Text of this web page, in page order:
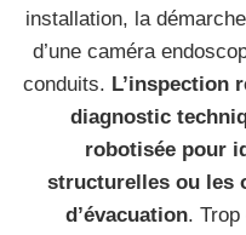
installation, la
d’une caméra
conduits. L’inspection
diagnostic
robotisée pour
structurelles ou les
d’évacuation.